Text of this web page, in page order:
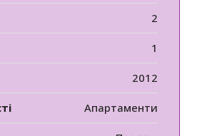
2
1
2012
Апартаменти